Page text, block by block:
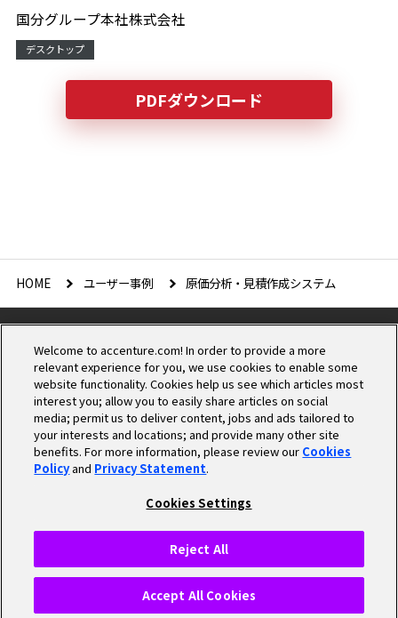
国分グループ本社株式会社
デスクトップ
PDFダウンロード
HOME ユーザー事例 原価分析・見積作成システム
Cookieの設定
プライバシーポリシー
© 2025 Accenture. All Rights Reserved.
Welcome to accenture.com! In order to provide a more
relevant experience for you, we use cookies to enable some
website functionality. Cookies help us see which articles most
interest you; allow you to easily share articles on social
media; permit us to deliver content, jobs and ads tailored to
your interests and locations; and provide many other site
benefits. For more information, please review our Cookies
Policyand Privacy Statement.
Cookies Settings
Reject All
Accept All Cookies